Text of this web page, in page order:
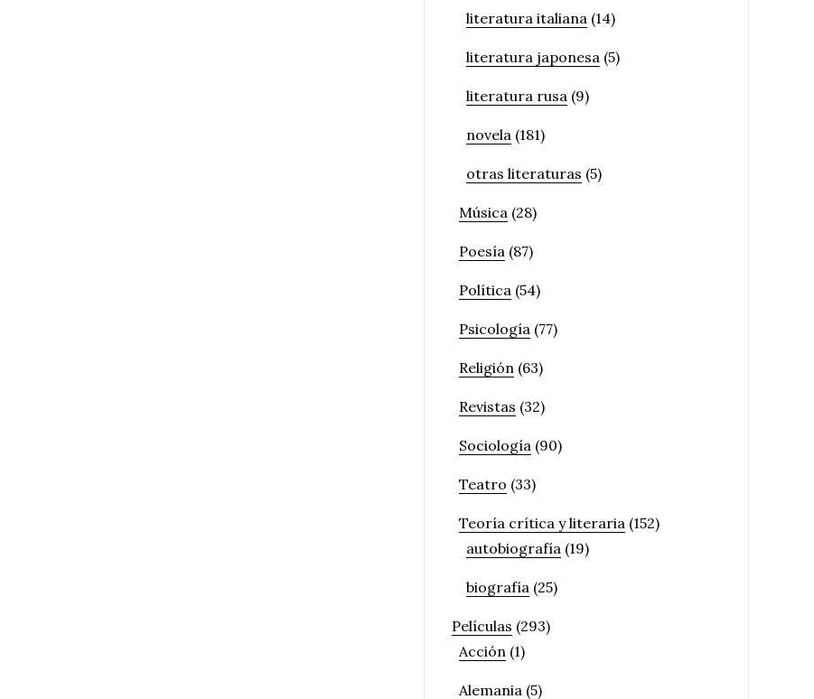
literatura italiana (14)
literatura japonesa (5)
literatura rusa (9)
novela (181)
otras literaturas (5)
Música (28)
Poesía (87)
Política (54)
Psicología (77)
Religión (63)
Revistas (32)
Sociología (90)
Teatro (33)
Teoría crítica y literaria (152)
autobiografía (19)
biografía (25)
Películas (293)
Acción (1)
Alemania (5)